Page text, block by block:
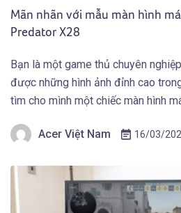
Mãn nhãn với mẫu màn hình
Predator X28
Bạn là một game thủ chuyên
được những hình ảnh đỉnh cao
tìm cho mình một chiếc màn hình
năng khác để hỗ trợ game […]
Acer Việt Nam 16/03/